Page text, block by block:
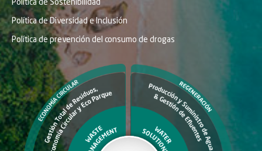
Política de Sostenibilidad
Política de Diversidad e Inclusión
Política de prevención del consumo de drogas